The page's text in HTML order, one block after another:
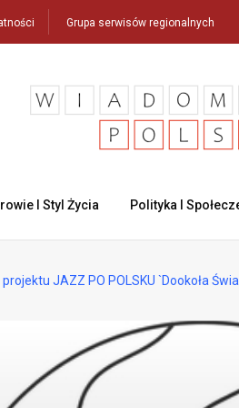
Grupa serwisów regionalnych
I Styl Życia Polityka I
JAZZ PO POLSKU `Dookoła